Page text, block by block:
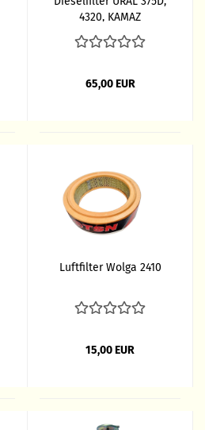
4320, KAMAZ
65,00 EUR
Luftfilter Wolga 2410
15,00 EUR